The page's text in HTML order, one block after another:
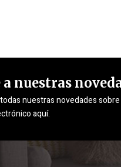
nuestras
nuestras novedades
aquí.